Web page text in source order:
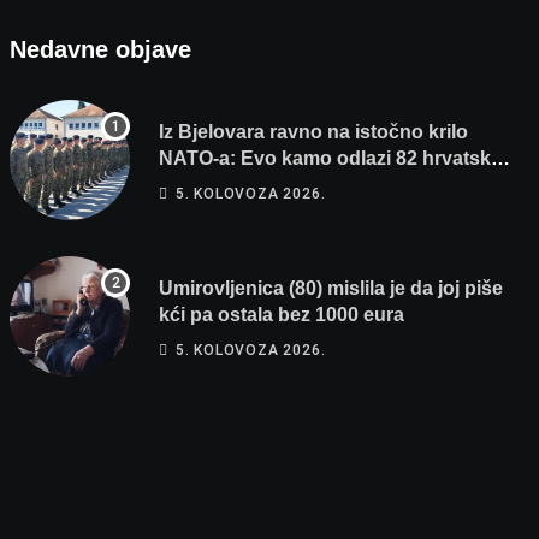
Nedavne objave
Iz Bjelovara ravno na istočno krilo
NATO-a: Evo kamo odlazi 82 hrvatska
vojnika i 6 vojnikinja
5. KOLOVOZA 2026.
Umirovljenica (80) mislila je da joj piše
kći pa ostala bez 1000 eura
5. KOLOVOZA 2026.